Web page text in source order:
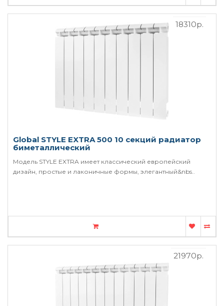
Global STYLE EXTRA 500 10 секций радиатор
биметаллический
Модель STYLE EXTRA имеет классический европейский
дизайн, простые и лаконичные формы, элегантный&nbs..
18310р.
21970р.